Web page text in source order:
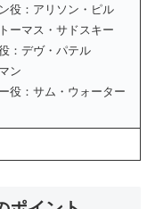
役：アリソン・ピル
ーマス・サドスキー
：デヴ・パテル
ン
役：サム・ウォーター